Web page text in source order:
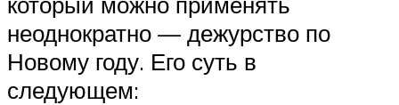
неоднократно — дежурство по
Новому году. Его суть в
следующем: